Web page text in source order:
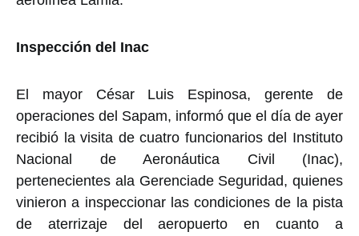
Inspección del Inac
El mayor César Luis Espinosa, gerente de
operaciones del Sapam, informó que el día de ayer
recibió la visita de cuatro funcionarios del Instituto
Nacional de Aeronáutica Civil (Inac),
pertenecientes ala Gerenciade Seguridad, quienes
vinieron a inspeccionar las condiciones de la pista
de aterrizaje del aeropuerto en cuanto a